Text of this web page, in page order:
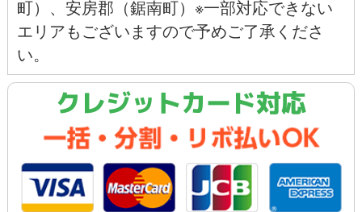
町）、安房郡（鋸南町）※一部対応できない
エリアもございますので予めご了承くださ
い。
クレジットカード対応